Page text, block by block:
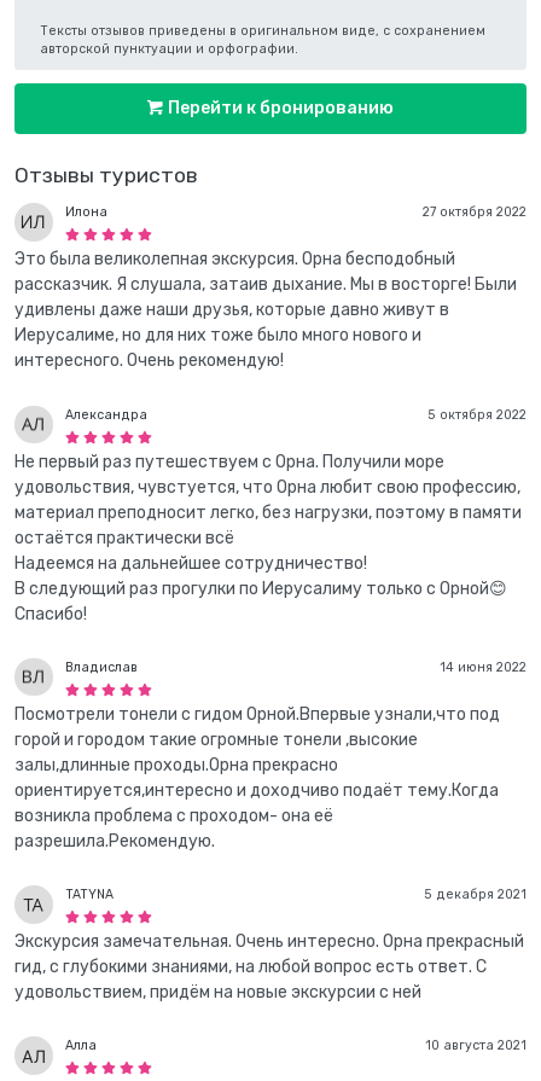
Отзывы туристов
27 октября 2022
Илона
Это была великолепная экскурсия. Орна бесподобный
рассказчик. Я слушала, затаив дыхание. Мы в восторге! Были
удивлены даже наши друзья, которые давно живут в
Иерусалиме, но для них тоже было много нового и
интересного. Очень рекомендую!
5 октября 2022
Александра
Не первый раз путешествуем с Орна. Получили море
удовольствия, чувстуется, что Орна любит свою профессию,
материал преподносит легко, без нагрузки, поэтому в памяти
остаётся практически всё
Надеемся на дальнейшее сотрудничество!
В следующий раз прогулки по Иерусалиму только с Орной😊
Спасибо!
14 июня 2022
Владислав
Посмотрели тонели с гидом Орной.Впервые узнали,что под
горой и городом такие огромные тонели ,высокие
залы,длинные проходы.Орна прекрасно
ориентируется,интересно и доходчиво подаёт тему.Когда
возникла проблема с проходом- она её
разрешила.Рекомендую.
5 декабря 2021
TATYNA
Экскурсия замечательная. Очень интересно. Орна прекрасный
гид, с глубокими знаниями, на любой вопрос есть ответ. С
удовольствием, придём на новые экскурсии с ней
10 августа 2021
Алла
Тексты отзывов приведены в оригинальном виде, с сохранением
авторской пунктуации и орфографии.
Перейти к бронированию